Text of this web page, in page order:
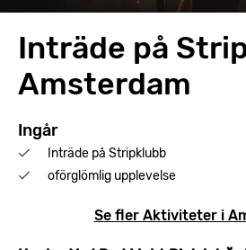
Inträde på
Amsterdam
Ingår
Inträde på Stripklubb
oförglömlig upplevelse
Se fler Aktiviteter i